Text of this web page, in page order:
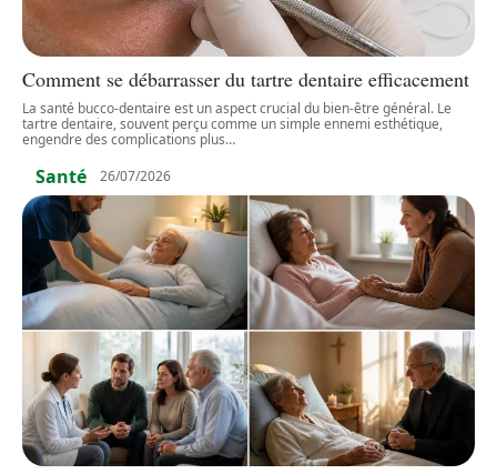
Comment se débarrasser du tartre dentaire efficacement
La santé bucco-dentaire est un aspect crucial du bien-être général. Le
tartre dentaire, souvent perçu comme un simple ennemi esthétique,
engendre des complications plus…
Santé 26/07/2026